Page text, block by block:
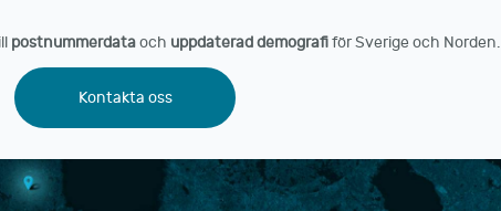
postnummerdataoch uppdaterad demografiför Sverige och Norden.
Kontakta oss